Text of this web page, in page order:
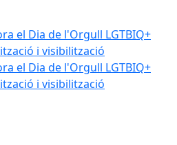
Dia de l'Orgull LGTBIQ+ amb
Dia de l'Orgull LGTBIQ+ amb